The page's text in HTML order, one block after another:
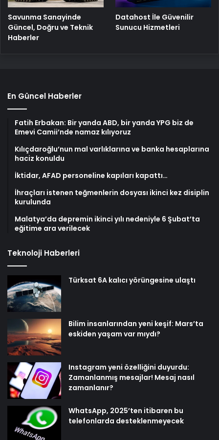
Savunma Sanayinde
Güncel, Doğru ve Teknik
Haberler
Datahost İle Güvenilir
Sunucu Hizmetleri
En Güncel Haberler
Fatih Erbakan: Bir yanda ABD, bir yanda YPG biz de
Emevi Camii’nde namaz kılıyoruz
Kılıçdaroğlu’nun mal varlıklarına ve banka hesaplarına
haciz konuldu
İktidar, AFAD personeline kapıları kapattı…
İhraçları istenen teğmenlerin dosyası ikinci kez disiplin
kurulunda
Malatya’da depremin ikinci yılı nedeniyle 6 Şubat’ta
eğitime ara verilecek
Teknoloji Haberleri
Türksat 6A kalıcı yörüngesine ulaştı
Bilim insanlarından yeni keşif: Mars’ta
eskiden yaşam var mıydı?
Instagram yeni özelliğini duyurdu:
Zamanlanmış mesajlar! Mesaj nasıl
zamanlanır?
WhatsApp, 2025’ten itibaren bu
telefonlarda desteklenmeyecek